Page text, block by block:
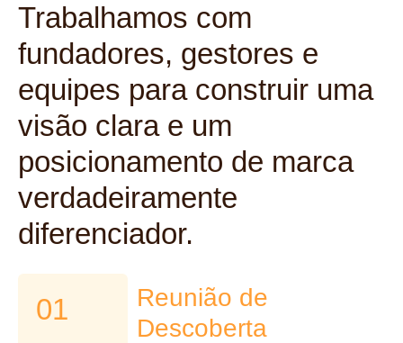
Trabalhamos com
fundadores, gestores e
equipes para construir uma
visão clara e um
posicionamento de marca
verdadeiramente
diferenciador.
01
Reunião de
Descoberta